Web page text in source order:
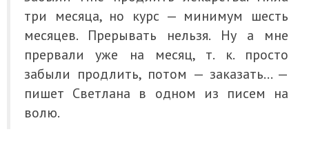
три месяца, но курс — минимум шесть
месяцев. Прерывать нельзя. Ну а мне
прервали уже на месяц, т. к. просто
забыли продлить, потом — заказать… —
пишет Светлана в одном из писем на
волю.